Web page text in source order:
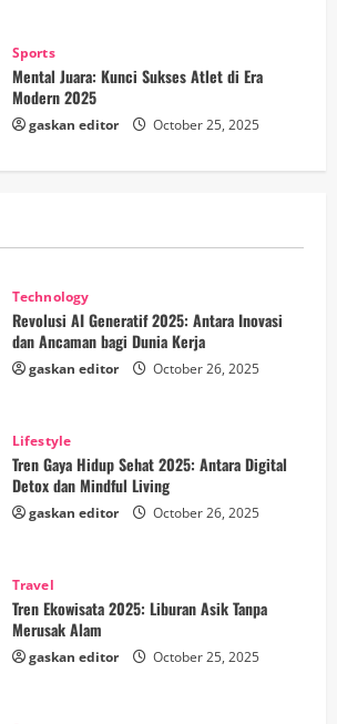
Sports
Mental Juara: Kunci Sukses Atlet di Era
Modern 2025
gaskan editor October 25, 2025
Technology
Revolusi AI Generatif 2025: Antara Inovasi
dan Ancaman bagi Dunia Kerja
gaskan editor October 26, 2025
Lifestyle
Tren Gaya Hidup Sehat 2025: Antara Digital
Detox dan Mindful Living
gaskan editor October 26, 2025
Travel
Tren Ekowisata 2025: Liburan Asik Tanpa
Merusak Alam
gaskan editor October 25, 2025